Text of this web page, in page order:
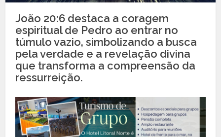
João 20:6 destaca a coragem
espiritual de Pedro ao entrar no
túmulo vazio, simbolizando a busca
pela verdade e a revelação divina
que transforma a compreensão da
ressurreição.